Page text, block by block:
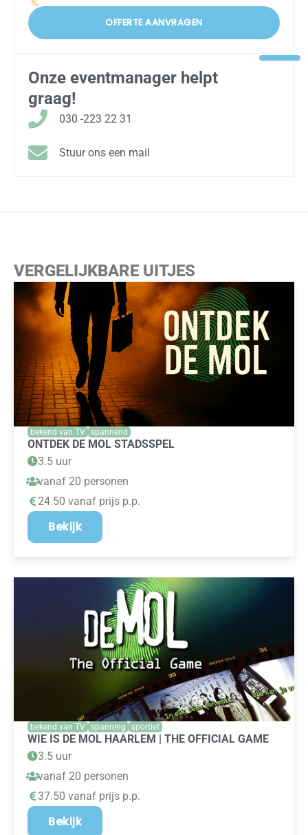
OFFERTE AANVRAGEN
Onze eventmanager helpt
graag!
030 -223 22 31
Stuur ons een mail
VERGELIJKBARE UITJES
bekend van TV spannend
ONTDEK DE MOL STADSSPEL
3.5 uur
vanaf 20 personen
24.50 vanaf prijs p.p.
Bekijk
bekend van TV spanning sportief
WIE IS DE MOL HAARLEM | THE OFFICIAL GAME
3.5 uur
vanaf 20 personen
37.50 vanaf prijs p.p.
Bekijk